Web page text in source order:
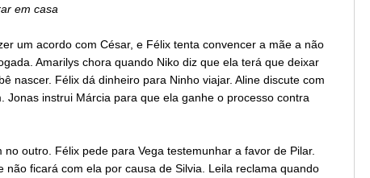
em casa
um acordo com César, e Félix tenta convencer a mãe a não
Amarilys chora quando Niko diz que ela terá que deixar
nascer. Félix dá dinheiro para Ninho viajar. Aline discute com
Jonas instrui Márcia para que ela ganhe o processo contra
no outro. Félix pede para Vega testemunhar a favor de Pilar.
não ficará com ela por causa de Silvia. Leila reclama quando